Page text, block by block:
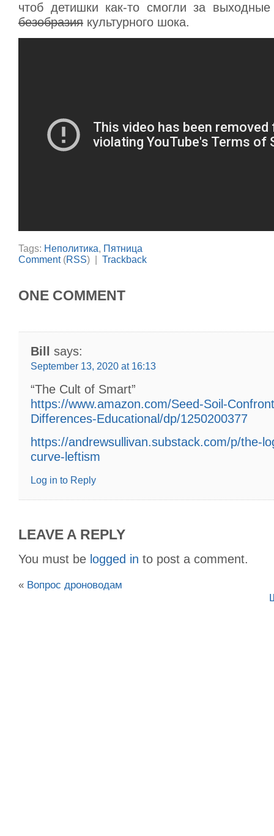
чтоб детишки как-то смогли за выходные
безобразия культурного шока.
Tags: Неполитика, Пятница
Comment(RSS) | Trackback
ONE COMMENT
Bill says:
September 13, 2020 at 16:13
“The Cult of Smart”
https://www.amazon.com/Seed-Soil-
Differences-Educational/dp/1250200377
https://andrewsullivan.substack.com/p/the-
curve-leftism
Log in to Reply
LEAVE A REPLY
You must be logged in to post a comment.
« Вопрос дроноводам